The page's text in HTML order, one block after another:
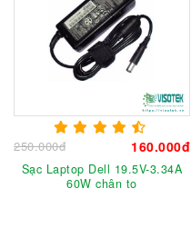
250.000đ 160.000đ
Sạc Laptop Dell 19.5V-3.34A
60W chân to